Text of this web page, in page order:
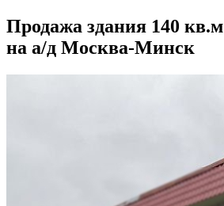
Продажа здания 140
на а/д Москва-Минск